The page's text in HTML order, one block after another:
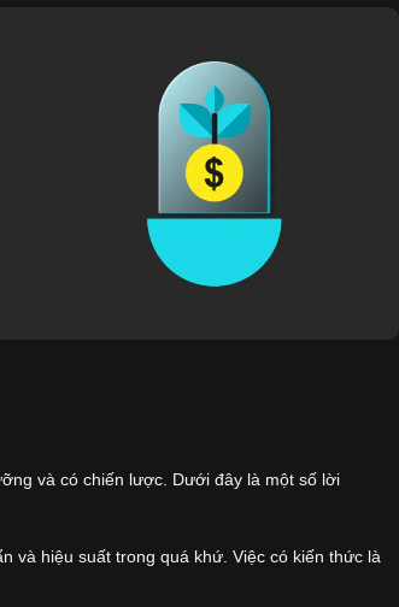
và có chiến lược. Dưới đây là một số lời
và hiệu suất trong quá khứ. Việc có kiến thức là